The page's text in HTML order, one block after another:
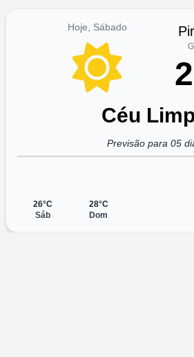
Hoje, Sábado
Céu
Previsão para 05
26°C
Sáb
28°C
Dom